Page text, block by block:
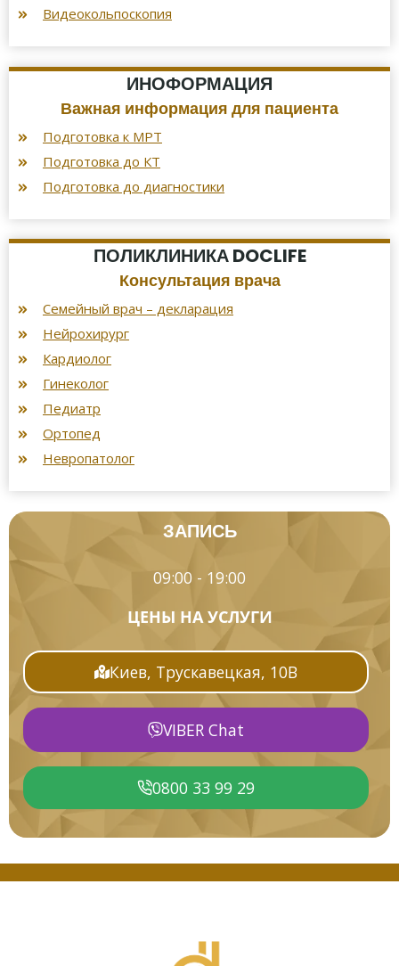
Видеокольпоскопия
ИНОФОРМАЦИЯ
Важная информация для пациента
Подготовка к МРТ
Подготовка до КТ
Подготовка до диагностики
ПОЛИКЛИНИКА DOCLIFE
Консультация врача
Семейный врач – декларация
Нейрохирург
Кардиолог
Гинеколог
Педиатр
Ортопед
Невропатолог
ЗАПИСЬ
09:00 - 19:00
ЦЕНЫ НА УСЛУГИ
Киев, Трускавецкая, 10В
VIBER Chat
0800 33 99 29